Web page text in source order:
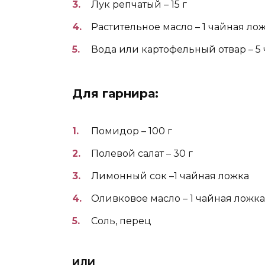
Лук репчатый – 15 г
Растительное масло – 1 чайная
Вода или картофельный отвар –
Для гарнира:
Помидор – 100 г
Полевой салат – 30 г
Лимонный сок –1 чайная ложка
Оливковое масло – 1 чайная ложка
Соль, перец
ИЛИ